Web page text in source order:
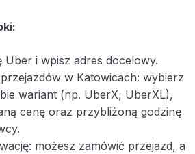
Uber i wpisz adres docelowy.
w Katowicach: wybierz
wariant (np. UberX, UberXL),
cenę oraz przybliżoną godzinę
możesz zamówić przejazd, a